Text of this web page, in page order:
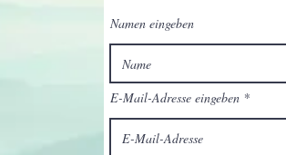
Namen eingeben
E-Mail-Adresse eingeben